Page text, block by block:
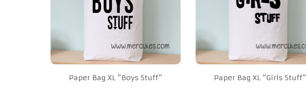
Paper Bag XL "Boys Stuff" Paper Bag XL "Girls Stuff"